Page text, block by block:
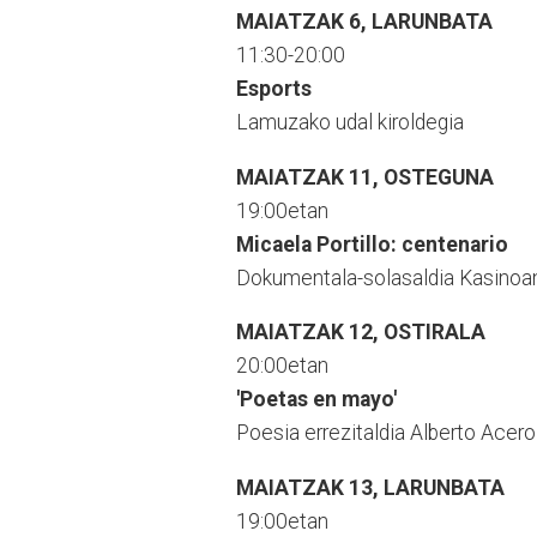
MAIATZAK 6, LARUNBATA
11:30-20:00
Esports
Lamuzako udal kiroldegia
MAIATZAK 11, OSTEGUNA
19:00etan
Micaela Portillo: centenario
Dokumentala-solasaldia
MAIATZAK 12, OSTIRALA
20:00etan
'Poetas en mayo'
Poesia errezitaldia Alberto
MAIATZAK 13, LARUNBATA
19:00etan